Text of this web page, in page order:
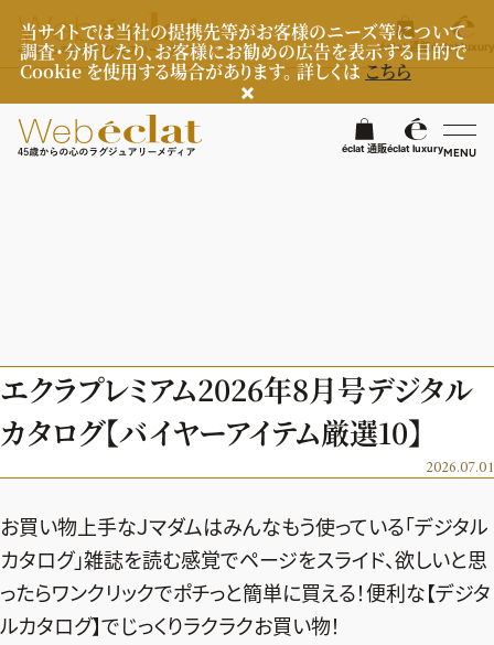
当サイトでは当社の提携先等がお客様のニーズ等について
調査・分析したり、お客様にお勧めの広告を表示する目的で
Cookie を使用する場合があります。 詳しくはこちら
éclat 通販éclat luxuryMENU
8月の毎日コーデ
50代なに着てる？
ヘアスタイル・ヘアケア
エイジングケア
メイク
50代ベストコスメ
ヘルスケア
ヘルスケアTOPICS
更年期
ストレッチ・エクササイズ
ダイエット
50代健康のお悩み
ライフスタイル
ゴルフ
住まい
旅行＆グルメ
エクラ 華組メンバー一覧
エクラ 華組ランキング
チームJマダム
チームJマダムメンバー一覧
編集長コラム
éclat 通販 éclat luxury
エクラプレミアム2026年8月号デジタル
カタログ【バイヤーアイテム厳選10】
2026.07.01
お買い物上手なＪマダムはみんなもう使っている「デジタル
カタログ」雑誌を読む感覚でページをスライド、欲しいと思
ったらワンクリックでポチっと簡単に買える！便利な【デジタ
ルカタログ】でじっくりラクラクお買い物！